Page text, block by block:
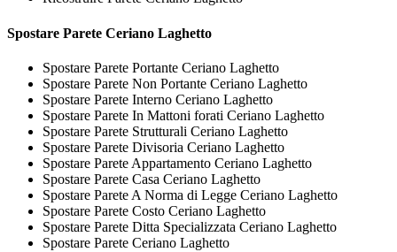
Spostare Parete Ceriano Laghetto
Spostare Parete Portante Ceriano Laghetto
Spostare Parete Non Portante Ceriano Laghetto
Spostare Parete Interno Ceriano Laghetto
Spostare Parete In Mattoni forati Ceriano Laghetto
Spostare Parete Strutturali Ceriano Laghetto
Spostare Parete Divisoria Ceriano Laghetto
Spostare Parete Appartamento Ceriano Laghetto
Spostare Parete Casa Ceriano Laghetto
Spostare Parete A Norma di Legge Ceriano Laghetto
Spostare Parete Costo Ceriano Laghetto
Spostare Parete Ditta Specializzata Ceriano Laghetto
Spostare Parete Ceriano Laghetto